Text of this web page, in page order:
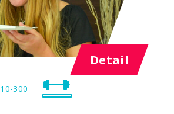
Detail
10-300